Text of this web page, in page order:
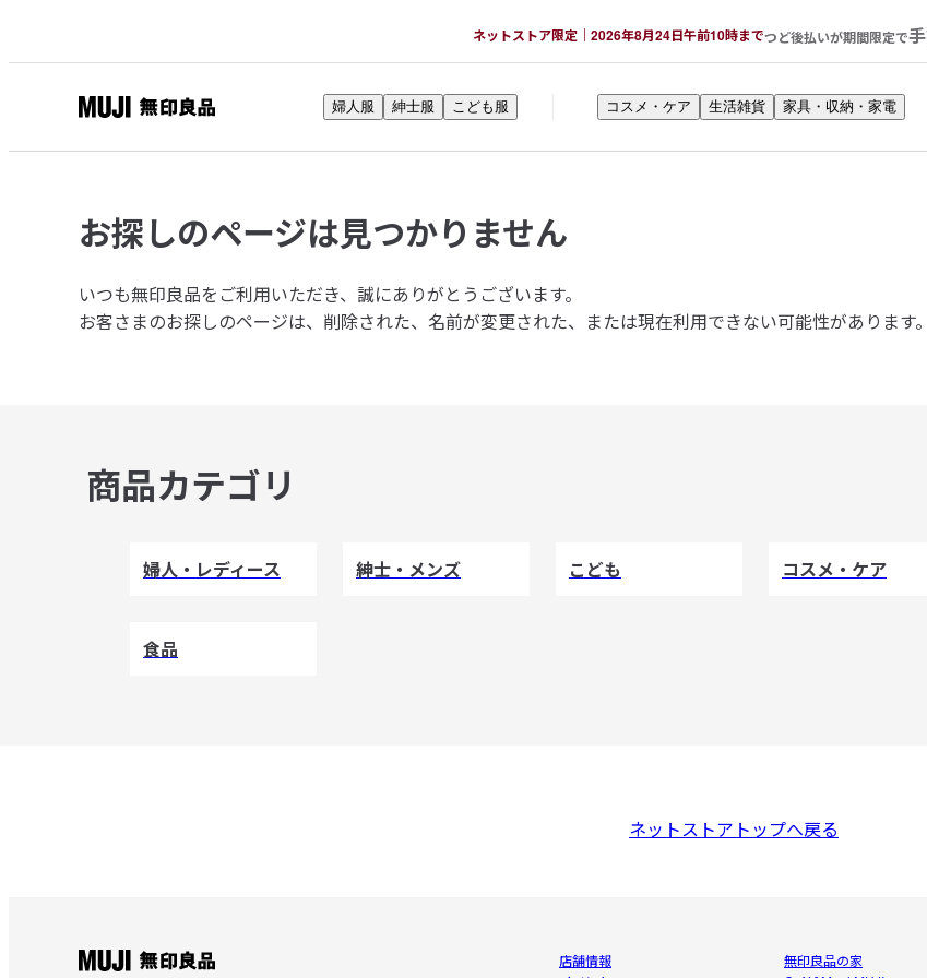
ネットストア限定｜2026年8月24日午前10時までつど後払いが期間限定で
印
品
ネ
ト
ス
婦人服 紳士服 こども服 コスメ・ケア 生活雑貨 家具・収納・家電
お探しのページは見つかりません
いつも無印良品をご利用いただき、誠にありがとうございます。
お客さまのお探しのページは、削除された、名前が変更された、または現在利用できない可能性があります。
商品カテゴリ
婦人・レディース 紳士・メンズ こども コスメ・ケア
食品
ネットストアトップへ戻る
店舗情報
無印良品の家